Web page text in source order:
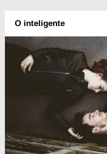
O inteligente